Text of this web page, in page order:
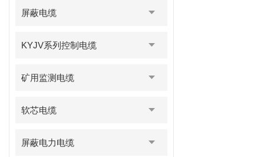
屏蔽电缆
KYJV系列控制电缆
矿用监测电缆
软芯电缆
屏蔽电力电缆